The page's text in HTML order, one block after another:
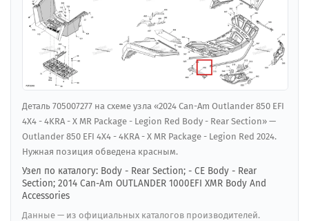
Деталь 705007277 на схеме узла «2024 Can-Am Outlander 850 EFI
4X4 - 4KRA - X MR Package - Legion Red Body - Rear Section» —
Outlander 850 EFI 4X4 - 4KRA - X MR Package - Legion Red 2024.
Нужная позиция обведена красным.
Узел по каталогу: Body - Rear Section; - CE Body - Rear
Section; 2014 Can-Am OUTLANDER 1000EFI XMR Body And
Accessories
Данные — из официальных каталогов производителей.